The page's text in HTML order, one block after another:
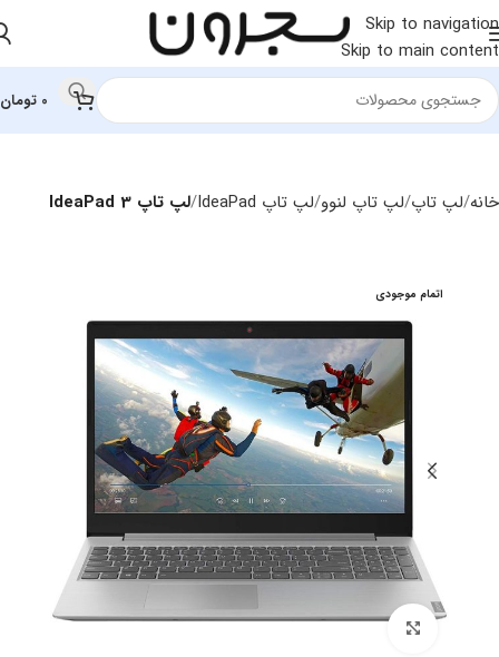
Skip to navigation
Skip to main content
0 تومان
خانه لپ تاپ لپ‌ تاپ لنوو لپ تاپ IdeaPad لپ تاپ IdeaPad 3
اتمام موجودی
بزرگنمایی تصویر